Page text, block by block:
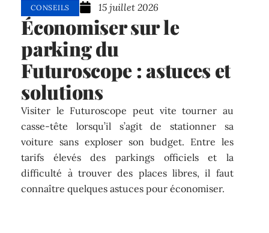
CONSEILS 15 juillet 2026
Économiser sur le
parking du
Futuroscope : astuces et
solutions
Visiter le Futuroscope peut vite tourner au
casse-tête lorsqu’il s’agit de stationner sa
voiture sans exploser son budget. Entre les
tarifs élevés des parkings officiels et la
difficulté à trouver des places libres, il faut
connaître quelques astuces pour économiser.